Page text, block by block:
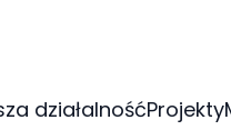
działalnośćProjekty